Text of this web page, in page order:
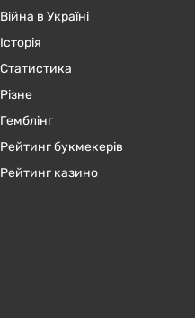
Війна в Україні
Історія
Статистика
Різне
Гемблінг
Рейтинг букмекерів
Рейтинг казино